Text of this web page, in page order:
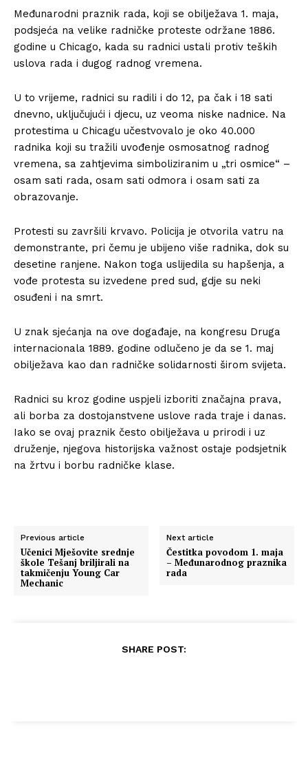
Međunarodni praznik rada, koji se obilježava 1. maja,
podsjeća na velike radničke proteste održane 1886.
godine u Chicago, kada su radnici ustali protiv teških
uslova rada i dugog radnog vremena.
U to vrijeme, radnici su radili i do 12, pa čak i 18 sati
dnevno, uključujući i djecu, uz veoma niske nadnice. Na
protestima u Chicagu učestvovalo je oko 40.000
radnika koji su tražili uvođenje osmosatnog radnog
vremena, sa zahtjevima simboliziranim u „tri osmice“ –
osam sati rada, osam sati odmora i osam sati za
obrazovanje.
Protesti su završili krvavo. Policija je otvorila vatru na
demonstrante, pri čemu je ubijeno više radnika, dok su
desetine ranjene. Nakon toga uslijedila su hapšenja, a
vođe protesta su izvedene pred sud, gdje su neki
osuđeni i na smrt.
U znak sjećanja na ove događaje, na kongresu Druga
internacionala 1889. godine odlučeno je da se 1. maj
obilježava kao dan radničke solidarnosti širom svijeta.
Radnici su kroz godine uspjeli izboriti značajna prava,
ali borba za dostojanstvene uslove rada traje i danas.
Iako se ovaj praznik često obilježava u prirodi i uz
druženje, njegova historijska važnost ostaje podsjetnik
na žrtvu i borbu radničke klase.
Previous article
Učenici Mješovite srednje
škole Tešanj briljirali na
takmičenju Young Car
Mechanic
Next article
Čestitka povodom 1. maja
– Međunarodnog praznika
rada
SHARE POST: